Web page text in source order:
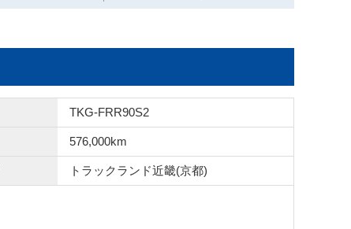
TKG-FRR90S2
576,000km
トラックランド近畿(京都)